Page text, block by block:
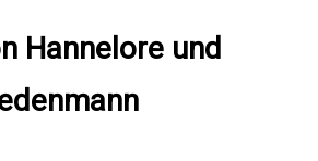
Hannelore und